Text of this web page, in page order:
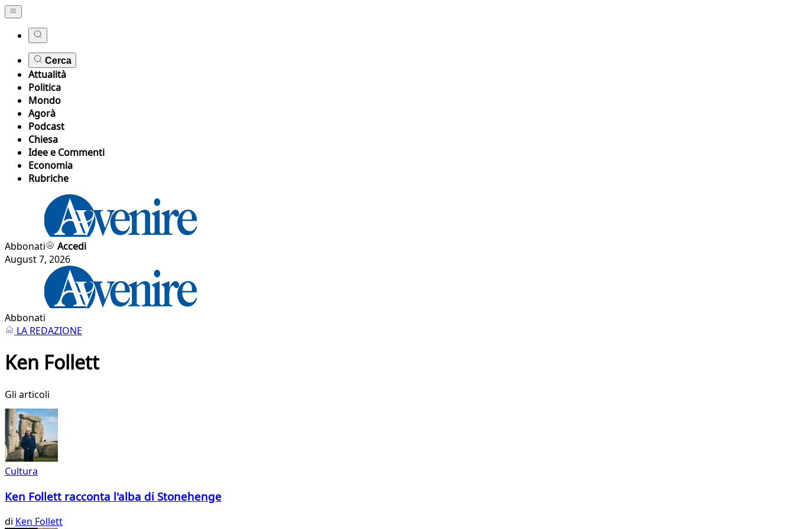
Cerca
Attualità
Politica
Mondo
Agorà
Podcast
Chiesa
Idee e Commenti
Economia
Rubriche
Abbonati
Accedi
August 7, 2026
Abbonati
LA REDAZIONE
Ken Follett
Gli articoli
Cultura
Ken Follett racconta l'alba di Stonehenge
di Ken Follett